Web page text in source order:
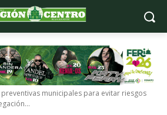
municipales para evitar riesgos